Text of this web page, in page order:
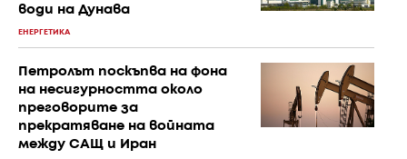
води на Дунава
ЕНЕРГЕТИКА
Петролът поскъпва на фона
на несигурността около
преговорите за
прекратяване на войната
между САЩ и Иран